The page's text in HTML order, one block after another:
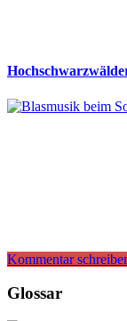
Kommentar
Glossar